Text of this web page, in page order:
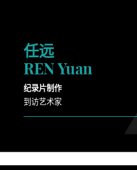
任远
REN Yuan
纪录片制作
到访艺术家